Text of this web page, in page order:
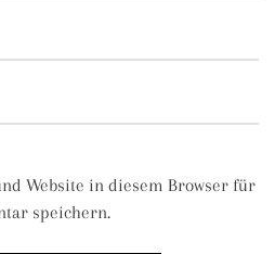
Website in diesem Browser für
speichern.